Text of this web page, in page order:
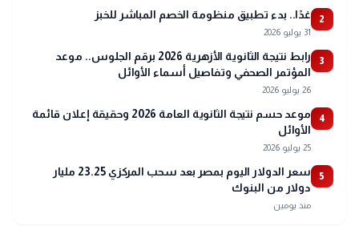
2 غدًا.. بدء تطبيق منظومة الخصم المباشر للخبز
31 يوليو 2026
3
رابط نتيجة الثانوية الأزهرية 2026 برقم الجلوس.. موعد
المؤتمر الصحفي وتفاصيل أسماء الأوائل
26 يوليو 2026
4
موعد حسم نتيجة الثانوية العامة 2026 وحقيقة إعلان قائمة
الأوائل
25 يوليو 2026
5
سعر الدولار اليوم بمصر بعد سحب المركزي 23.25 مليار
دولار من البنوك
منذ يومين